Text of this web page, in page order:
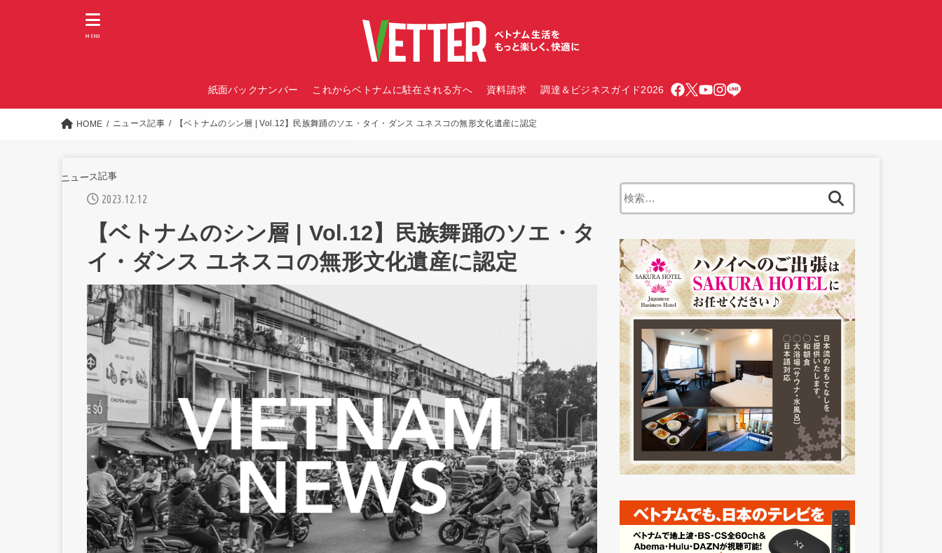
紙面バックナンバー これからベトナムに駐在される方へ 資料請求 調達＆ビジネスガイド2026
MENU
HOME ニュース記事 【ベトナムのシン層 | Vol.12】民族舞踊のソエ・タイ・ダンス ユネスコの無形文化遺産に認定
ニュース記事
2023.12.12
【ベトナムのシン層 | Vol.12】民族舞踊のソエ・タ
イ・ダンス ユネスコの無形文化遺産に認定